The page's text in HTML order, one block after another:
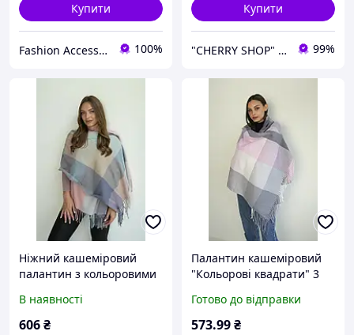
Купити
Fashion Accessories 100%
Купити
"CHERRY SHOP" Косметика, жіночий одяг та аксесуари 99%
Ніжний кашеміровий
палантин з кольоровими
рожевий + бірюзовий +
кавовий + сірий
В наявності
606₴
Палантин кашеміровий
"Кольорові квадрати" 3
темно-сірий + рожевий +
білий + темно-сірий
Готово до відправки
573.99₴